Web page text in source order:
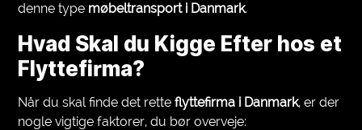
denne type møbeltransport i Danmark.
Hvad Skal du Kigge Efter hos et
Flyttefirma?
Når du skal finde det retteflyttefirma i Danmark, er der
nogle vigtige faktorer, du bør overveje: